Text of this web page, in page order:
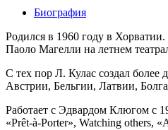
Биография
Родился в 1960 году в
Паоло Магелли на летнем
С тех пор Л. Кулас создал
Австрии, Бельгии, Латвии,
Работает с Эдвардом Клюгом с
«Prêt-à-Porter», Watching others,